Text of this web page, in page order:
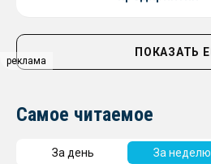
реклама
ПОКАЗАТЬ
Самое читаемое
За день За неделю